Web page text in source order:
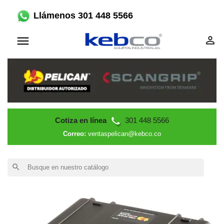
Llámenos 301 448 5566
 
Cotiza en línea 301 448 5566
Correo: ventaspelican@kebco.co
search